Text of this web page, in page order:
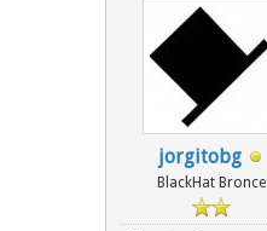
jorgitobg
BlackHat Bronce